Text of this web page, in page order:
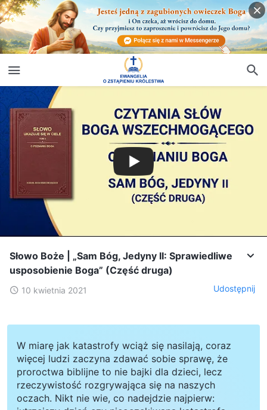
Słowo Boże | „Sam Bóg, Jedyny II: Sprawiedliwe
usposobienie Boga” (Część druga)
10 kwietnia 2021 Udostępnij
W miarę jak katastrofy wciąż się nasilają, coraz
więcej ludzi zaczyna zdawać sobie sprawę, że
proroctwa biblijne to nie bajki dla dzieci, lecz
rzeczywistość rozgrywająca się na naszych
oczach. Nikt nie wie, co nadejdzie najpierw: